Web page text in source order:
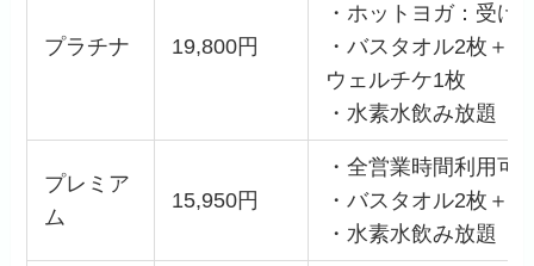
プラチナ 19,800円
・ホットヨガ：受け
・バスタオル2枚＋
ウェルチケ1枚
・水素水飲み放題
プレミア
ム
15,950円
・全営業時間利用可
・バスタオル2枚＋
・水素水飲み放題